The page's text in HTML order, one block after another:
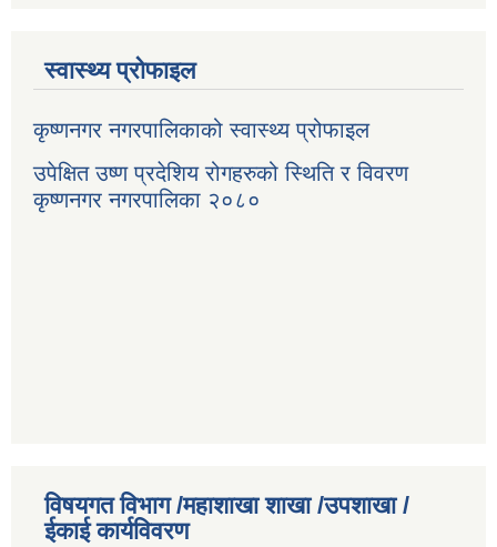
स्वास्थ्य प्रोफाइल
कृष्णनगर नगरपालिकाको स्वास्थ्य प्रोफाइल
उपेक्षित उष्ण प्रदेशिय रोगहरुको स्थिति र विवरण
कृष्णनगर नगरपालिका २०८०
विषयगत विभाग /महाशाखा शाखा /उपशाखा /
ईकाई कार्यविवरण